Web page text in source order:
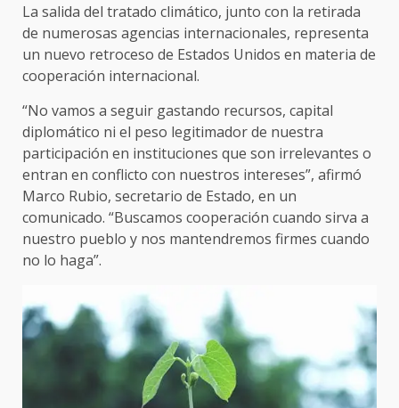
La salida del tratado climático, junto con la retirada
de numerosas agencias internacionales, representa
un nuevo retroceso de Estados Unidos en materia de
cooperación internacional.
“No vamos a seguir gastando recursos, capital
diplomático ni el peso legitimador de nuestra
participación en instituciones que son irrelevantes o
entran en conflicto con nuestros intereses”, afirmó
Marco Rubio, secretario de Estado, en un
comunicado. “Buscamos cooperación cuando sirva a
nuestro pueblo y nos mantendremos firmes cuando
no lo haga”.